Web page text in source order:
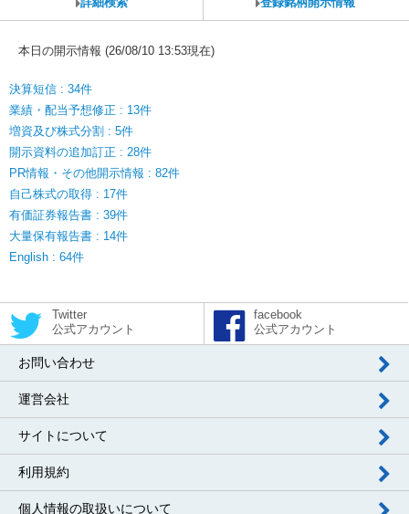
本日の開示情報 (26/08/10 13:53現在)
決算短信 : 34件
業績・配当予想修正 : 13件
増資及び株式分割 : 5件
開示資料の追加訂正 : 28件
PR情報・その他開示情報 : 82件
自己株式の取得 : 17件
有価証券報告書 : 39件
大量保有報告書 : 14件
English : 64件
Twitter
公式アカウント
facebook
公式アカウント
お問い合わせ
運営会社
サイトについて
利用規約
個人情報の取扱いについて